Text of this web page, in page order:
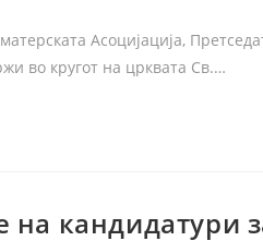
Асоцијација,
во кругот на црквата Св.…
кандидатури